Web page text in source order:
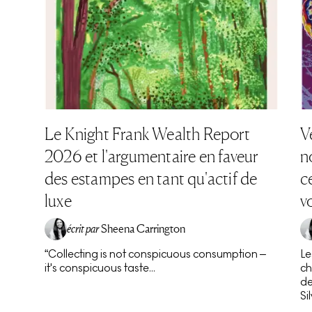
Le Knight Frank Wealth Report
2026 et l'argumentaire en faveur
des estampes en tant qu'actif de
luxe
écrit parSheena Carrington
“Collecting is not conspicuous consumption –
it's conspicuous taste...